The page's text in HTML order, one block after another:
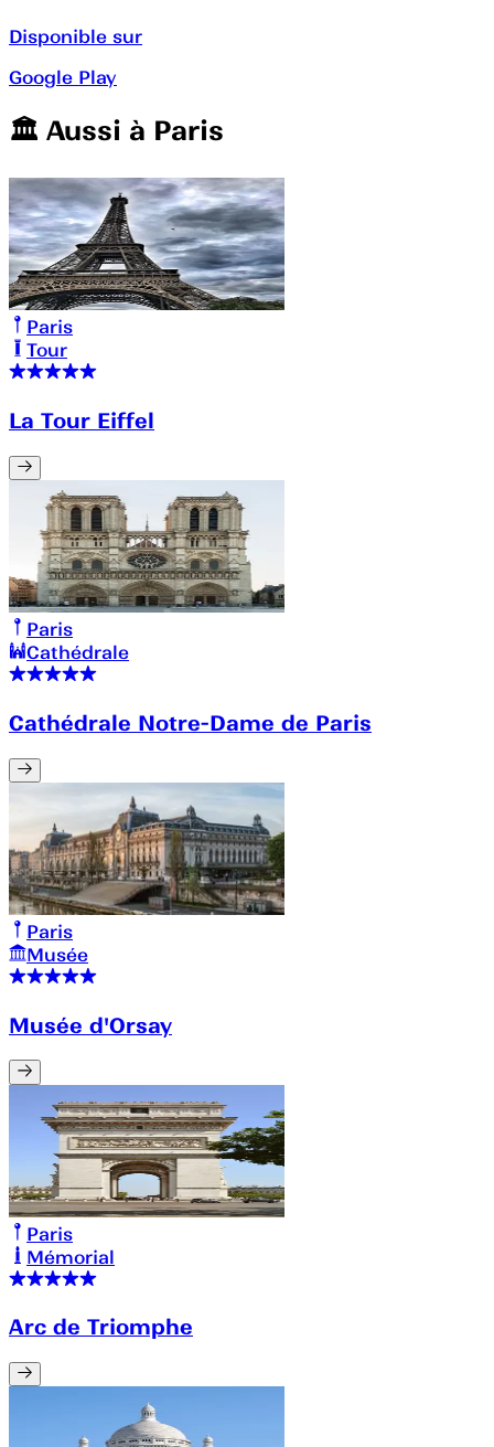
Disponible sur
Google Play
🏛️️ Aussi à Paris
Paris
Tour
La Tour Eiffel
Paris
Cathédrale
Cathédrale Notre-Dame de Paris
Paris
Musée
Musée d'Orsay
Paris
Mémorial
Arc de Triomphe